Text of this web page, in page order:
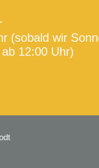
(sobald wir
12:00 Uhr)